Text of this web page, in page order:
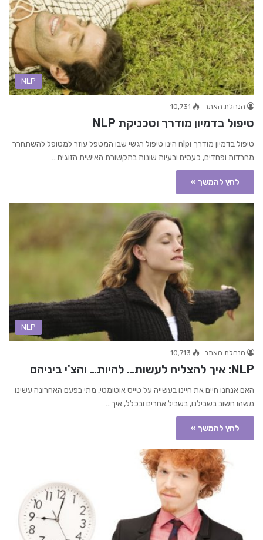
NLP
הנהלת האתר 10,731
טיפול בדמיון מודרך וטכניקת NLP
טיפול בדמיון מודרך וnlp הינו טיפול רגשי שבו המטפל עוזר למטופל להשתחרר
מחרדות ופחדים, כעסים ובעיות שונות בתקשורת האישית הזוגית…
לחץ להמשך »
NLP
הנהלת האתר 10,713
NLP: איך להצליח לעשות… להיות… והצ'י ביניהם
האם אנחנו חיים את חיינו בעשייה על טייס אוטומטי, מתי בפעם האחרונה עשינו
משהו חשוב בשבילנו, בשביל אחרים ובכלל, איך…
לחץ להמשך »